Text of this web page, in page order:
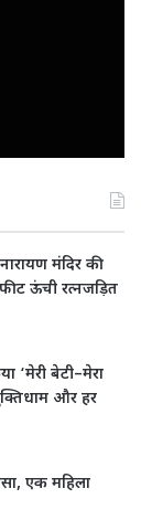
मंदिर की
ऊंची रत्नजड़ित
‘मेरी बेटी–मेरा
और हर
एक महिला